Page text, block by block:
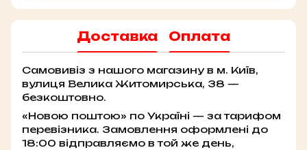
Доставка Оплата
Самовивіз з нашого магазину в м. Київ,
вулиця Велика Житомирська, 38 —
безкоштовно.
«Новою поштою» по Україні — за тарифом
перевізника. Замовлення оформлені до
18:00 відправляємо в той же день,